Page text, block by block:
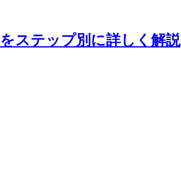
ステップ別に詳しく解説